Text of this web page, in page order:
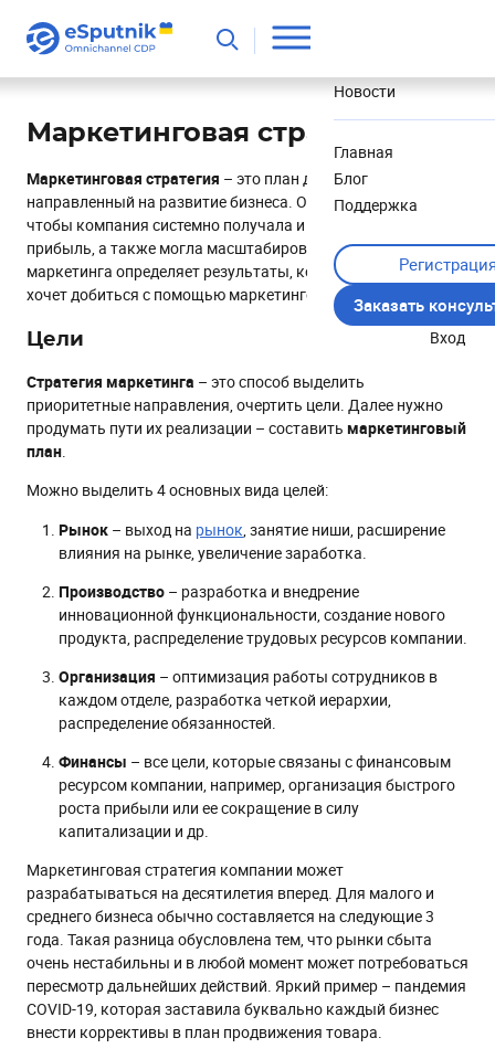
Новости
Главная
Блог
Поддержка
Заказать
Вход
Маркетинговая стратегия
Маркетинговая стратегия – это план действий,
направленный на развитие бизнеса. Он составляется,
чтобы компания системно получала и приумножала
прибыль, а также могла масштабироваться. Стратегия
маркетинга определяет результаты, которых компания
хочет добиться с помощью маркетинговых инструментов.
Цели
Стратегия маркетинга – это способ выделить
приоритетные направления, очертить цели. Далее нужно
продумать пути их реализации – составить маркетинговый
план.
Можно выделить 4 основных вида целей:
Рынок – выход на рынок, занятие ниши, расширение
влияния на рынке, увеличение заработка.
Производство – разработка и внедрение
инновационной функциональности, создание нового
продукта, распределение трудовых ресурсов компании.
Организация – оптимизация работы сотрудников в
каждом отделе, разработка четкой иерархии,
распределение обязанностей.
Финансы – все цели, которые связаны с финансовым
ресурсом компании, например, организация быстрого
роста прибыли или ее сокращение в силу
капитализации и др.
Маркетинговая стратегия компании может
разрабатываться на десятилетия вперед. Для малого и
среднего бизнеса обычно составляется на следующие 3
года. Такая разница обусловлена тем, что рынки сбыта
очень нестабильны и в любой момент может потребоваться
пересмотр дальнейших действий. Яркий пример – пандемия
COVID-19, которая заставила буквально каждый бизнес
внести коррективы в план продвижения товара.